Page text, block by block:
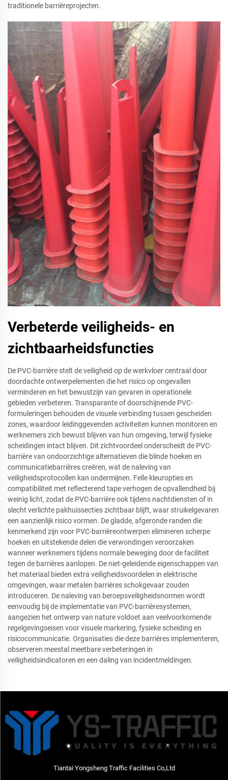
traditionele barrièreprojecten.
Verbeterde veiligheids- en
zichtbaarheidsfuncties
De PVC-barrière stelt de veiligheid op de werkvloer centraal door
doordachte ontwerpelementen die het risico op ongevallen
verminderen en het bewustzijn van gevaren in operationele
gebieden verbeteren. Transparante of doorschijnende PVC-
formuleringen behouden de visuele verbinding tussen gescheiden
zones, waardoor leidinggevenden activiteiten kunnen monitoren en
werknemers zich bewust blijven van hun omgeving, terwijl fysieke
scheidingen intact blijven. Dit zichtvoordeel onderscheidt de PVC-
barrière van ondoorzichtige alternatieven die blinde hoeken en
communicatiebarrières creëren, wat de naleving van
veiligheidsprotocollen kan ondermijnen. Felle kleuropties en
compatibiliteit met reflecterend tape verhogen de opvallendheid bij
weinig licht, zodat de PVC-barrière ook tijdens nachtdiensten of in
slecht verlichte pakhuissecties zichtbaar blijft, waar struikelgevaren
een aanzienlijk risico vormen. De gladde, afgeronde randen die
kenmerkend zijn voor PVC-barrièreontwerpen elimineren scherpe
hoeken en uitstekende delen die verwondingen veroorzaken
wanneer werknemers tijdens normale beweging door de faciliteit
tegen de barrières aanlopen. De niet-geleidende eigenschappen van
het materiaal bieden extra veiligheidsvoordelen in elektrische
omgevingen, waar metalen barrières schokgevaar zouden
introduceren. De naleving van beroepsveiligheidsnormen wordt
eenvoudig bij de implementatie van PVC-barrièresystemen,
aangezien het ontwerp van nature voldoet aan veelvoorkomende
regelgevingseisen voor visuele markering, fysieke scheiding en
risicocommunicatie. Organisaties die deze barrières implementeren,
observeren meestal meetbare verbeteringen in
veiligheidsindicatoren en een daling van incidentmeldingen.
Tiantai Yongsheng Traffic Facilities Co,Ltd